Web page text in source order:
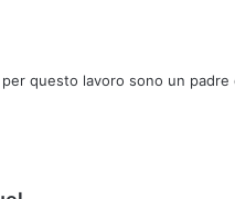
questo lavoro sono un